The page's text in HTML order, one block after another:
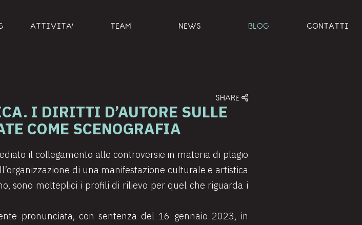
ATTIVITA' TEAM NEWS BLOG CONTATTI
SHARE
I DIRITTI D’AUTORE SULLE
COME SCENOGRAFIA
il collegamento alle controversie in materia di plagio
di una manifestazione culturale e artistica
sono molteplici i profili di rilievo per quel che riguarda i
pronunciata, con sentenza del 16 gennaio 2023, in